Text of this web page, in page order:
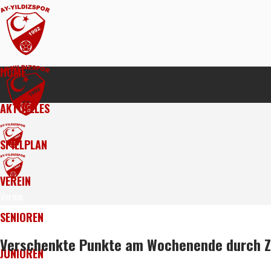
HOME
AKTUELLES
SPIELPLAN
VEREIN
Vorstand
Verhaltenskodex
SENIOREN
AY-YILDIZSPOR II
JUNIOREN
Verschenkte Punkte am Wochenende durch